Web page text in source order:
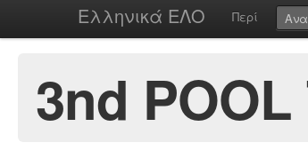
Ελληνικά ΕΛΟ Περί
3nd